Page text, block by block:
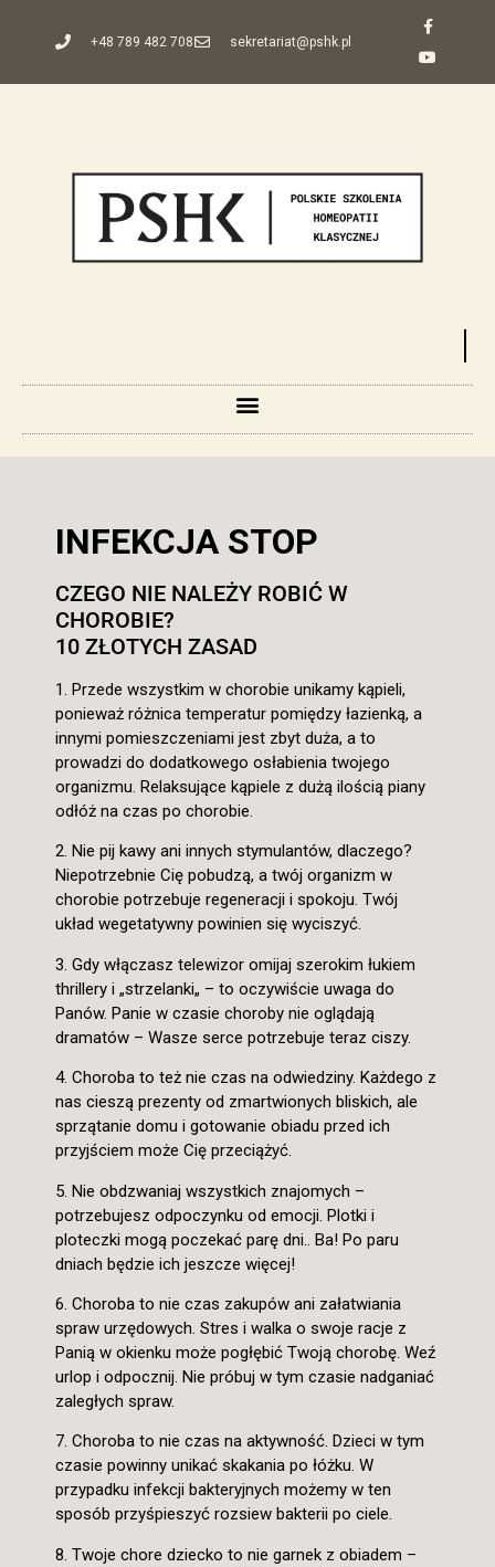
+48 789 482 708 sekretariat@pshk.pl
INFEKCJA STOP
CZEGO NIE NALEŻY ROBIĆ W
CHOROBIE?
10 ZŁOTYCH ZASAD
1. Przede wszystkim w chorobie unikamy kąpieli,
ponieważ różnica temperatur pomiędzy łazienką, a
innymi pomieszczeniami jest zbyt duża, a to
prowadzi do dodatkowego osłabienia twojego
organizmu. Relaksujące kąpiele z dużą ilością piany
odłóż na czas po chorobie.
2. Nie pij kawy ani innych stymulantów, dlaczego?
Niepotrzebnie Cię pobudzą, a twój organizm w
chorobie potrzebuje regeneracji i spokoju. Twój
układ wegetatywny powinien się wyciszyć.
3. Gdy włączasz telewizor omijaj szerokim łukiem
thrillery i „strzelanki„ – to oczywiście uwaga do
Panów. Panie w czasie choroby nie oglądają
dramatów – Wasze serce potrzebuje teraz ciszy.
4. Choroba to też nie czas na odwiedziny. Każdego z
nas cieszą prezenty od zmartwionych bliskich, ale
sprzątanie domu i gotowanie obiadu przed ich
przyjściem może Cię przeciążyć.
5. Nie obdzwaniaj wszystkich znajomych –
potrzebujesz odpoczynku od emocji. Plotki i
ploteczki mogą poczekać parę dni.. Ba! Po paru
dniach będzie ich jeszcze więcej!
6. Choroba to nie czas zakupów ani załatwiania
spraw urzędowych. Stres i walka o swoje racje z
Panią w okienku może pogłębić Twoją chorobę. Weź
urlop i odpocznij. Nie próbuj w tym czasie nadganiać
zaległych spraw.
7. Choroba to nie czas na aktywność. Dzieci w tym
czasie powinny unikać skakania po łóżku. W
przypadku infekcji bakteryjnych możemy w ten
sposób przyśpieszyć rozsiew bakterii po ciele.
8. Twoje chore dziecko to nie garnek z obiadem –